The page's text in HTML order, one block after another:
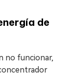
de
no funcionar,